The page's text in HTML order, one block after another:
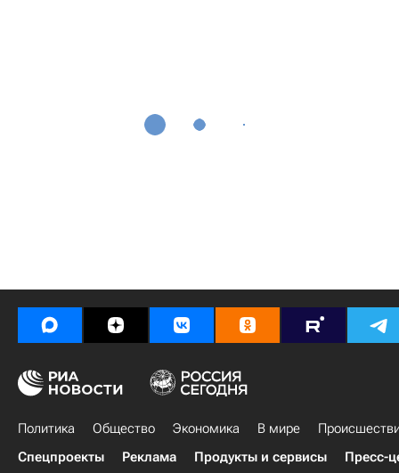
Политика Общество Экономика В мире
Спецпроекты
Реклама Продукты и сервисы Пресс-